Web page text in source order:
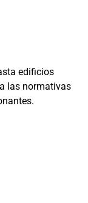
edificios
las normativas